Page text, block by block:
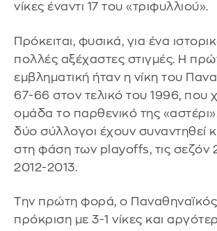
νίκες έναντι 17 του «τριφυλλιού».
Πρόκειται, φυσικά, για ένα
πολλές αξέχαστες στιγμές. Η
εμβληματική ήταν η νίκη του
67-66 στον τελικό του 1996, που
ομάδα το παρθενικό της
δύο σύλλογοι έχουν συναντηθεί
στη φάση των playoffs, τις σεζόν
2012-2013.
Την πρώτη φορά, ο
πρόκριση με 3-1 νίκες και